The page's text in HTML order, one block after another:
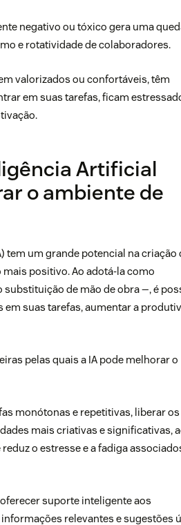
negativo ou tóxico gera uma
e rotatividade de colaboradores.
valorizados ou confortáveis, têm
em suas tarefas, ficam
Artificial
o ambiente de
tem um grande potencial na criação
positivo. Ao adotá-la como
de mão de obra —, é
suas tarefas, aumentar a
pelas quais a IA pode melhorar o
monótonas e repetitivas, liberar os
mais criativas e significativas,
o estresse e a fadiga
suporte inteligente aos
relevantes e sugestões